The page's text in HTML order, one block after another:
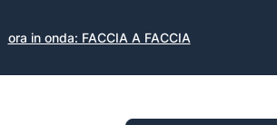
ora in onda: FACCIA A FACCIA